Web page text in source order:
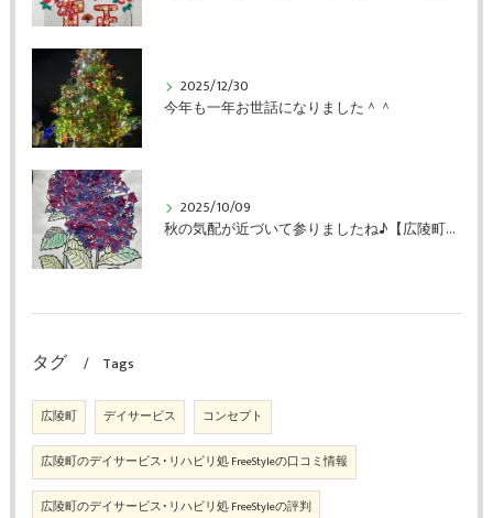
2025/12/30
今年も一年お世話になりました＾＾
2025/10/09
秋の気配が近づいて参りましたね♪【広陵町のデイサービス・リハビリ処FreeStyle】
タグ Tags
広陵町 デイサービス コンセプト
広陵町のデイサービス･リハビリ処 FreeStyleの口コミ情報
広陵町のデイサービス･リハビリ処 FreeStyleの評判